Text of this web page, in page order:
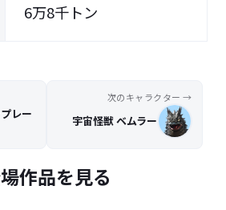
6万8千トン
レー
次のキャラクター →
宇宙怪獣 ベムラー
作品を見る